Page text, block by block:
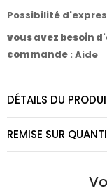
Possibilité
vous avez besoin
commande : Aide
DÉTAILS DU
REMISE SUR